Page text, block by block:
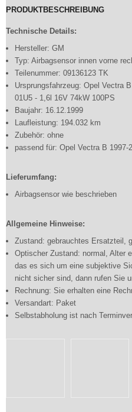
PRODUKTBESCHREIBUNG
Technische Details:
Hersteller: GM
Typ: Airbagsensor innen vorne
Teilenummer: 09136123 TK
Ursprungsfahrzeug: Opel Vectra
01U5 - 1,6l 16V 74kW 100PS
Baujahr: 16.12.1999
Laufleistung: 194.032 km
Zubehör: ohne
passend für: Opel Vectra B 1997-
Lieferumfang:
Airbagsensor wie beschrieben
Allgemeine Hinweise:
Zustand: gebrauchtes Ersatzteil,
Optischer Zustand: normal, Alter
das es sich um eine subjektive
nicht sicher sind, dann rufen Sie
Rechnung: Sie erhalten eine
Versandart: Paket
Selbstabholung ist nach